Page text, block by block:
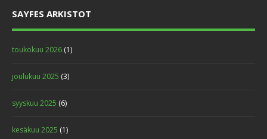
SAYFES ARKISTOT
toukokuu 2026 (1)
joulukuu 2025 (3)
syyskuu 2025 (6)
kesäkuu 2025 (1)